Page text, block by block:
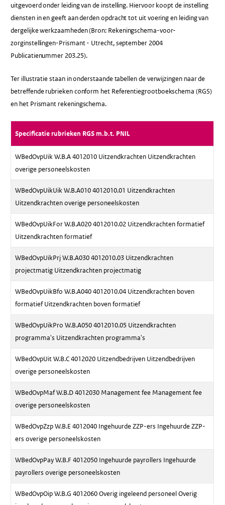
uitgevoerd onder leiding van de instelling. Hiervoor koopt de instelling
diensten in en geeft aan derden opdracht tot uit voering en leiding van
dergelijke werkzaamheden (Bron: Rekeningschema-voor-
zorginstellingen-Prismant - Utrecht, september 2004
Publicatienummer 203.25).
Ter illustratie staan in onderstaande tabellen de verwijzingen naar de
betreffende rubrieken conform het Referentiegrootboekschema (RGS)
en het Prismant rekeningschema.
Specificatie rubrieken RGS m.b.t. PNIL
WBedOvpUik W.B.A 4012010 Uitzendkrachten Uitzendkrachten
overige personeelskosten
WBedOvpUikUik W.B.A010 4012010.01 Uitzendkrachten
Uitzendkrachten overige personeelskosten
WBedOvpUikFor W.B.A020 4012010.02 Uitzendkrachten formatief
Uitzendkrachten formatief
WBedOvpUikPrj W.B.A030 4012010.03 Uitzendkrachten
projectmatig Uitzendkrachten projectmatig
WBedOvpUikBfo W.B.A040 4012010.04 Uitzendkrachten boven
formatief Uitzendkrachten boven formatief
WBedOvpUikPro W.B.A050 4012010.05 Uitzendkrachten
programma's Uitzendkrachten programma's
WBedOvpUit W.B.C 4012020 Uitzendbedrijven Uitzendbedrijven
overige personeelskosten
WBedOvpMaf W.B.D 4012030 Management fee Management fee
overige personeelskosten
WBedOvpZzp W.B.E 4012040 Ingehuurde ZZP-ers Ingehuurde ZZP-
ers overige personeelskosten
WBedOvpPay W.B.F 4012050 Ingehuurde payrollers Ingehuurde
payrollers overige personeelskosten
WBedOvpOip W.B.G 4012060 Overig ingeleend personeel Overig